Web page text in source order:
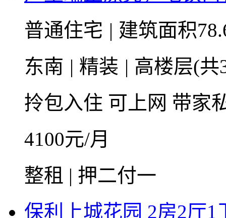
普通住宅 | 建筑面积
东南 | 精装 | 高楼层(
拎包入住 可上网 带家
4100元/月
整租 | 押二付一
保利上城花园 2房2厅1